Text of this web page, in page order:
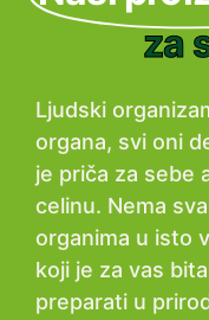
za
Ljudski
organa, svi oni
je priča za sebe
celinu. Nema
organima u isto
koji je za vas
preparati u